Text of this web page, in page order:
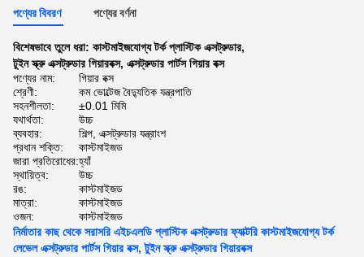
পণ্যের বিবরণ পণ্যের বর্ণনা
বিশেষভাবে তুলে ধরা: কাস্টমাইজযোগ্য টর্ক প্লাস্টিক এক্সট্রুডার,
টুইন স্ক্রু এক্সট্রুডার গিয়ারবক্স, এক্সট্রুডার পার্টস গিয়ার বক্স
পণ্যের নাম:
গিয়ার বক্স
শ্রেণী:
কম ভোল্টেজ বৈদ্যুতিক যন্ত্রপাতি
সহনশীলতা:
±0.01 মিমি
যথার্থতা:
উচ্চ
ব্যবহার:
শিল্প, এক্সট্রুডার যন্ত্রাংশ
প্রধান শক্তি:
কাস্টমাইজড
জারা প্রতিরোধের:হ্যাঁ
স্থায়িত্ব:
উচ্চ
রঙ:
কাস্টমাইজড
মাত্রা:
কাস্টমাইজড
ওজন:
কাস্টমাইজড
নির্মাতার কাছ থেকে সরাসরি এইচএলডি প্লাস্টিক এক্সট্রুডার ফ্যাক্টরি কাস্টমাইজযোগ্য টর্ক
লেভেল এক্সট্রুডার পার্টস গিয়ার বক্স, টুইন স্ক্রু এক্সট্রুডার গিয়ারবক্স